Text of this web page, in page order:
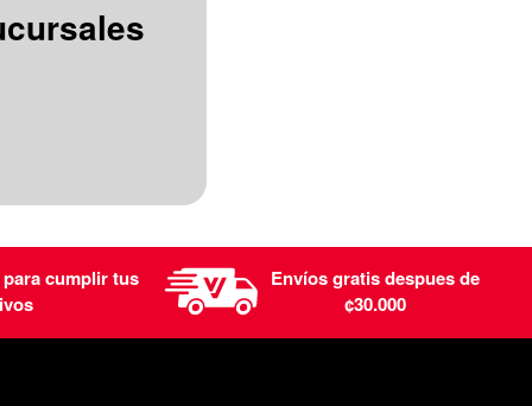
cumplir tus
Envíos gratis despues de
¢30.000